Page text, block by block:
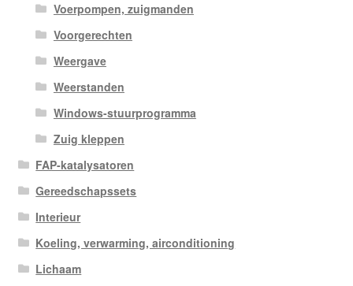
Voerpompen, zuigmanden
Voorgerechten
Weergave
Weerstanden
Windows-stuurprogramma
Zuig kleppen
FAP-katalysatoren
Gereedschapssets
Interieur
Koeling, verwarming, airconditioning
Lichaam